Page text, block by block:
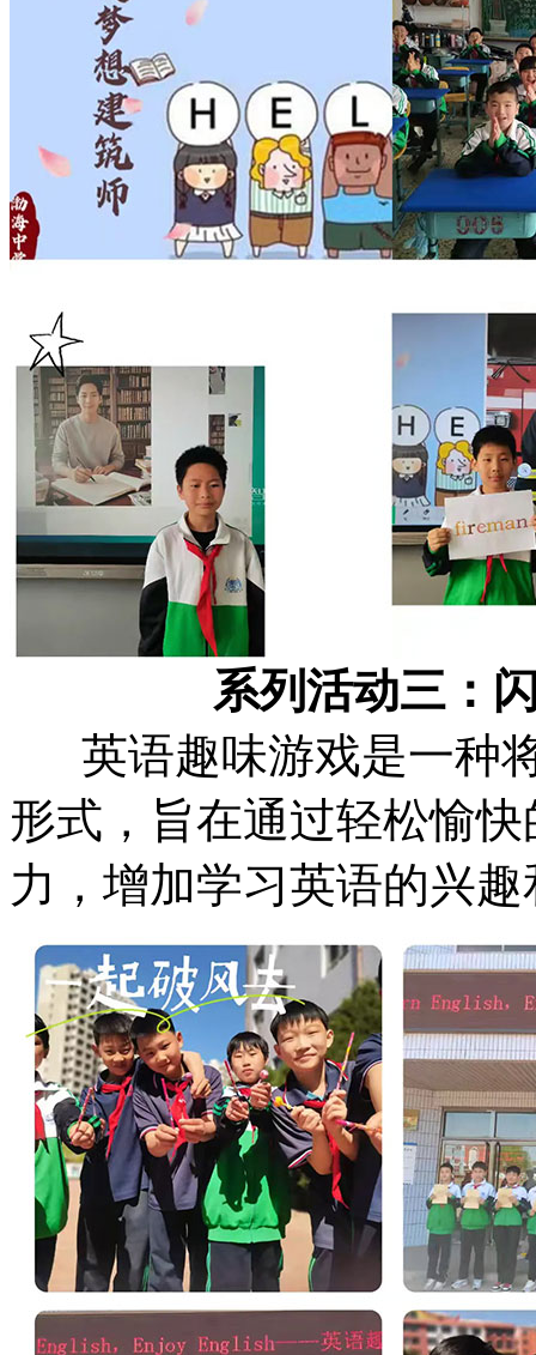
系列活动三：
英语趣味游戏是一种
形式，旨在通过轻松愉
力，增加学习英语的兴